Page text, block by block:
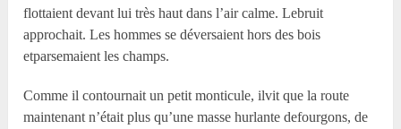
flottaient devant lui très haut dans l’air calme. Lebruit
approchait. Les hommes se déversaient hors des bois
etparsemaient les champs.
Comme il contournait un petit monticule, ilvit que la route
maintenant n’était plus qu’une masse hurlante defourgons, de